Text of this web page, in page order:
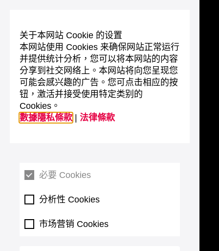
关于本网站 Cookie 的设置
本网站使用 Cookies 来确保网站正常运行
并提供统计分析，您可以将本网站的内容
分享到社交网络上。本网站将向您呈现您
可能会感兴趣的广告。您可点击相应的按
钮，激活并接受使用特定类别的
Cookies。
數據隱私條款
法律條款
必要 Cookies
分析性 Cookies
市场营销 Cookies